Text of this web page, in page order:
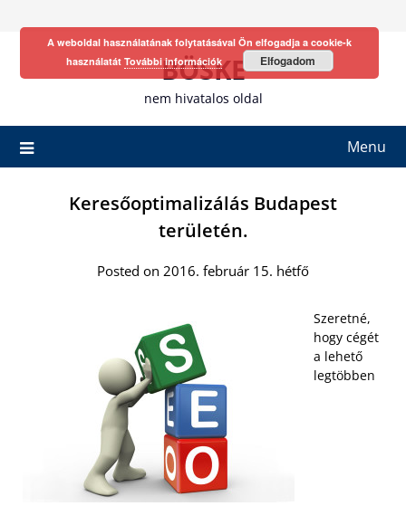
BÖSKE
nem hivatalos oldal
Menu
Keresőoptimalizálás Budapest
területén.
Posted on 2016. február 15. hétfő
Szeretné,
hogy cégét
a lehető
legtöbben
A weboldal használatának folytatásával Ön elfogadja a cookie-k
használatát További információk Elfogadom